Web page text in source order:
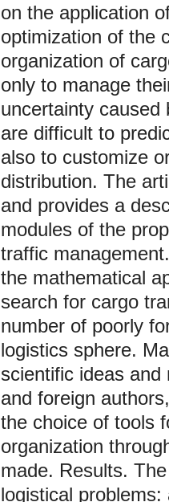
on the application
optimization of the
organization of
only to manage
uncertainty caused
are difficult to
also to customize
distribution. The
and provides a
modules of the
traffic
the mathematical
search for cargo
number of poorly
logistics sphere.
scientific ideas
and foreign
the choice of tools
organization
made. Results.
logistical